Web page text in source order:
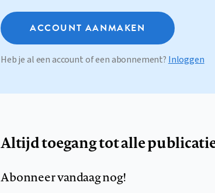
ACCOUNT AANMAKEN
Heb je al een account of een abonnement? Inloggen
Altijd toegang tot alle
Abonneer vandaag nog!